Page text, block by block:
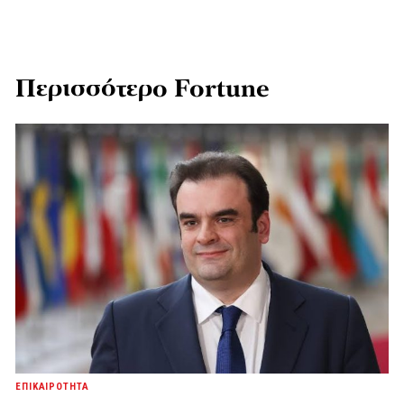
Περισσότερο Fortune
ΕΠΙΚΑΙΡΟΤΗΤΑ